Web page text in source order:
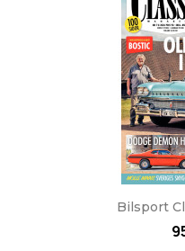
Bilsport